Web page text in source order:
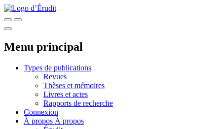
Menu principal
Types de publications
Revues
Thèses et mémoires
Livres et actes
Rapports de recherche
Connexion
À propos À propos